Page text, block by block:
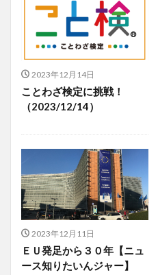
2023年12月14日
ことわざ検定に挑戦！
（2023/12/14）
2023年12月11日
ＥＵ発足から３０年【ニュ
ース知りたいんジャー】